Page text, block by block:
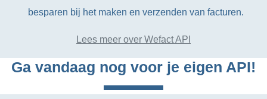
besparen bij het maken en verzenden van facturen.
Lees meer over Wefact API
Ga vandaag nog voor je eigen API!